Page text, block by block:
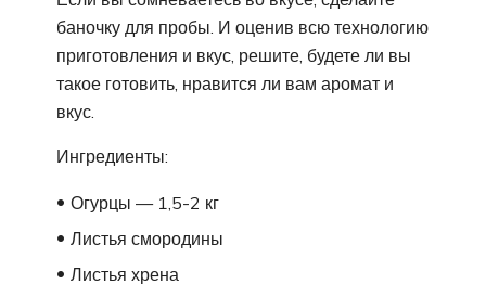
баночку для пробы. И оценив всю технологию
приготовления и вкус, решите, будете ли вы
такое готовить, нравится ли вам аромат и
вкус.
Ингредиенты:
Огурцы — 1,5-2 кг
Листья смородины
Листья хрена